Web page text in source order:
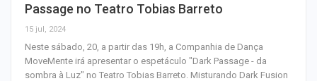
Passage no Teatro Tobias Barreto
15 jul, 2024
Neste sábado, 20, a partir das 19h, a Companhia de Dança
MoveMente irá apresentar o espetáculo "Dark Passage - da
sombra à Luz" no Teatro Tobias Barreto. Misturando Dark Fusion